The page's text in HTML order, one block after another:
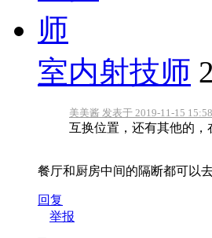
室内射技师
美美酱 发表于 2019-11-15 15:58
互换位置，还有其他的
餐厅和厨房中间的隔断都可以
回复
举报